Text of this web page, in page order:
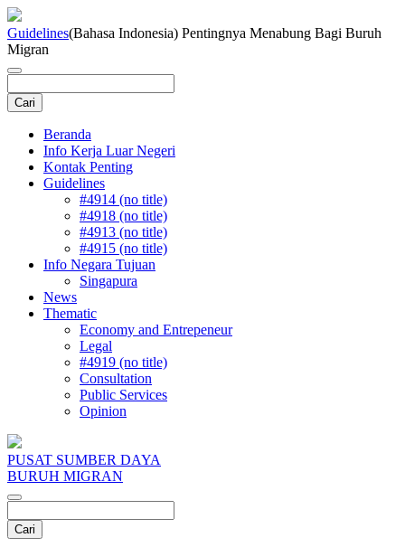
Guidelines(Bahasa Indonesia) Pentingnya Menabung Bagi Buruh
Migran
Beranda
Info Kerja Luar Negeri
Kontak Penting
Guidelines
#4914 (no title)
#4918 (no title)
#4913 (no title)
#4915 (no title)
Info Negara Tujuan
Singapura
News
Thematic
Economy and Entrepeneur
Legal
#4919 (no title)
Consultation
Public Services
Opinion
PUSAT SUMBER DAYA
BURUH MIGRAN